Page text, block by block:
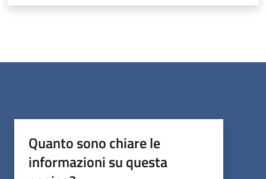
Quanto sono chiare le
informazioni su questa